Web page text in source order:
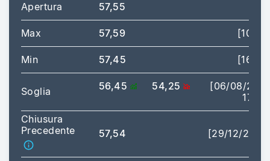
Apertura 57,55
Max 57,59
Min 57,45
Soglia 56,45 54,25
[06/08/
Chiusura
Precedente
57,54 [29/12/